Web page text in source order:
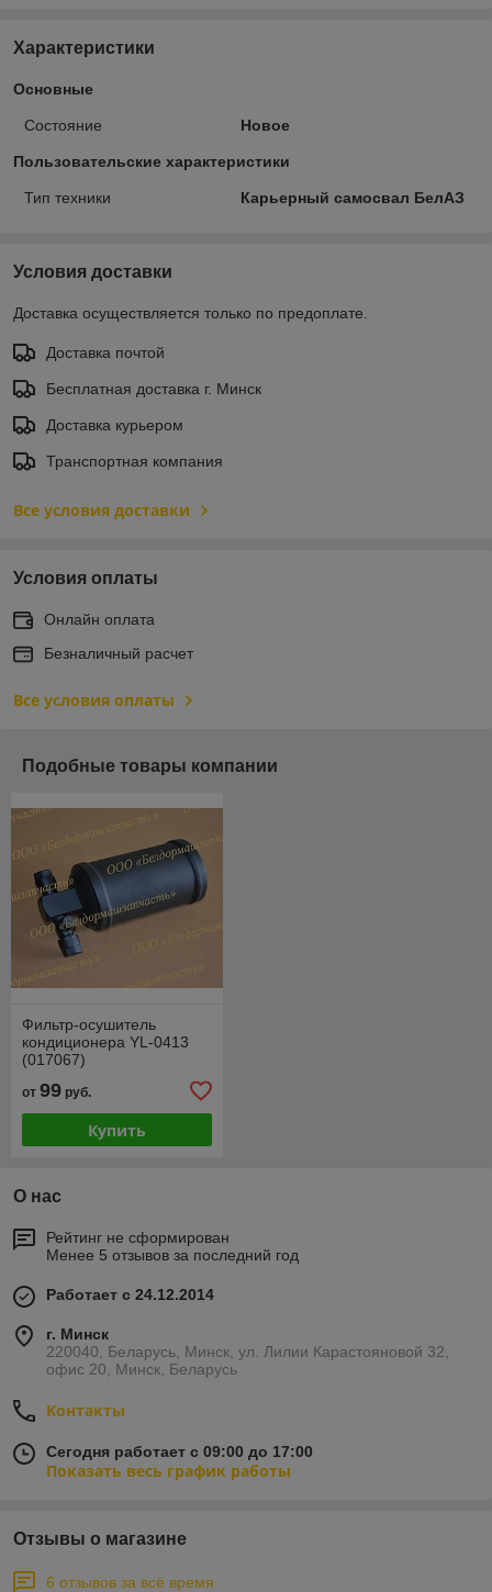
Характеристики
Основные
Состояние Новое
Пользовательские характеристики
Тип техники Карьерный самосвал БелАЗ
Условия доставки
Доставка осуществляется только по предоплате.
Доставка почтой
Бесплатная доставка г. Минск
Доставка курьером
Транспортная компания
Все условия доставки
Условия оплаты
Онлайн оплата
Безналичный расчет
Все условия оплаты
Подобные товары компании
Фильтр-осушитель
кондиционера YL-0413
(017067)
от 99 руб.
Купить
О нас
Рейтинг не сформирован
Менее 5 отзывов за последний год
Работает с 24.12.2014
г. Минск
220040, Беларусь, Минск, ул. Лилии Карастояновой 32,
офис 20, Минск, Беларусь
Контакты
Сегодня работает с 09:00 до 17:00
Показать весь график работы
Отзывы о магазине
6 отзывов за всё время